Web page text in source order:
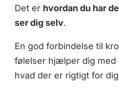
Det er hvordan du har
ser dig selv.
En god forbindelse til
følelser hjælper dig
hvad der er rigtigt for